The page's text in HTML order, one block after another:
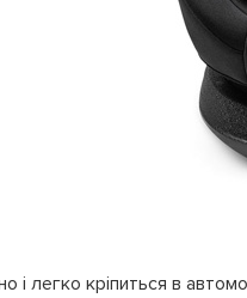
і легко кріпиться в